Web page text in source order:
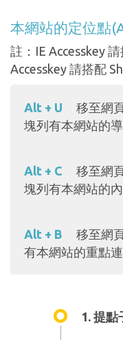
本網站的定位點
註：IE Accesskey
Accesskey 請搭配
Alt + U
移至網
塊列有本網站的導
Alt + C
移至網
塊列有本網站的內
Alt + B
移至網
有本網站的重點連
1. 提點